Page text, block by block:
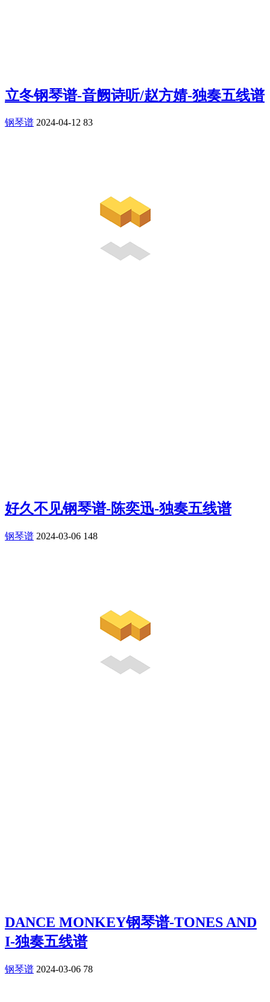
立冬钢琴谱-音阙诗听/赵方婧-独奏五线谱
钢琴谱 2024-04-12 83
好久不见钢琴谱-陈奕迅-独奏五线谱
钢琴谱 2024-03-06 148
DANCE MONKEY钢琴谱-TONES AND
I-独奏五线谱
钢琴谱 2024-03-06 78